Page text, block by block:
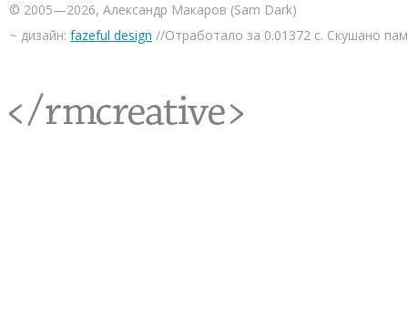
© 2005—2026, Александр Макаров (Sam Dark)
~ дизайн: fazeful design //Отработало за 0.01372 с. Скушано
<rmcreative/>